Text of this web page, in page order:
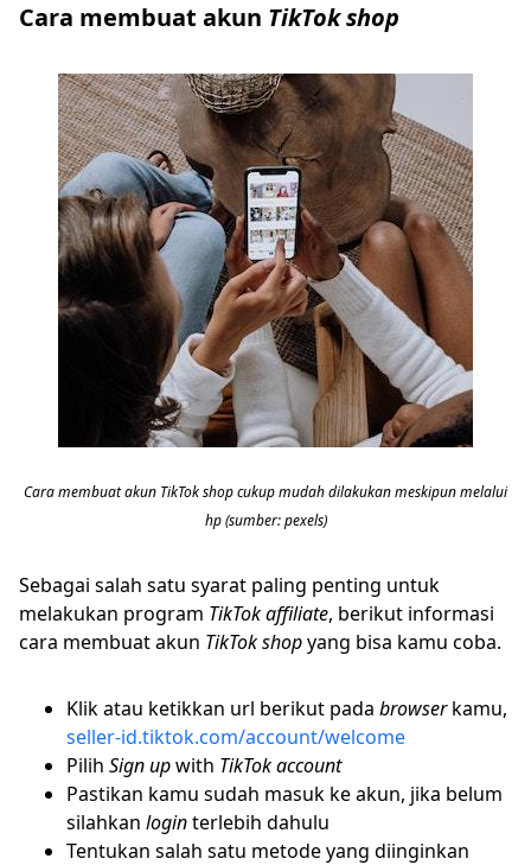
Cara membuat akun TikTok shop
Cara membuat akun TikTok shop cukup mudah dilakukan meskipun melalui
hp (sumber: pexels)
Sebagai salah satu syarat paling penting untuk
melakukan program TikTok affiliate, berikut informasi
cara membuat akun TikTok shopyang bisa kamu coba.
Klik atau ketikkan url berikut pada browserkamu,
seller-id.tiktok.com/account/welcome
Pilih Sign upwith TikTok account
Pastikan kamu sudah masuk ke akun, jika belum
silahkan loginterlebih dahulu
Tentukan salah satu metode yang diinginkan